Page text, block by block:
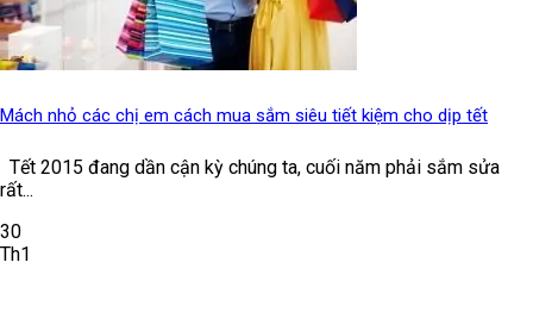
Mách nhỏ các chị em cách mua sắm siêu tiết kiệm cho dịp tết
Tết 2015 đang dần cận kỳ chúng ta, cuối năm phải sắm sửa
rất...
30
Th1